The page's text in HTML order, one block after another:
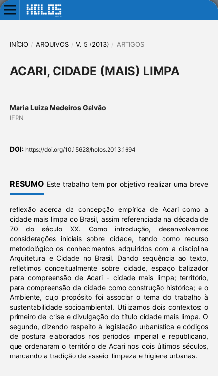
INÍCIO / ARQUIVOS / V. 5 (2013) / ARTIGOS
ACARI, CIDADE (MAIS) LIMPA
Maria Luiza Medeiros Galvão
IFRN
DOI: https://doi.org/10.15628/holos.2013.1694
RESUMO Este trabalho tem por objetivo realizar uma breve
reflexão acerca da concepção empírica de Acari como a
cidade mais limpa do Brasil, assim referenciada na década de
70 do século XX. Como introdução, desenvolvemos
considerações iniciais sobre cidade, tendo como recurso
metodológico os conhecimentos adquiridos com a disciplina
Arquitetura e Cidade no Brasil. Dando sequência ao texto,
refletimos conceitualmente sobre cidade, espaço balizador
para compreensão de Acari - cidade mais limpa; território,
para compreensão da cidade como construção histórica; e o
Ambiente, cujo propósito foi associar o tema do trabalho à
sustentabilidade socioambiental. Utilizamos dois contextos: o
primeiro de crise e divulgação do título cidade mais limpa. O
segundo, dizendo respeito à legislação urbanística e códigos
de postura elaborados nos períodos imperial e republicano,
que ordenaram o território de Acari nos dois últimos séculos,
marcando a tradição de asseio, limpeza e higiene urbanas.